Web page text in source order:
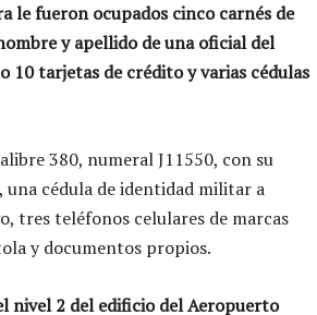
le fueron ocupados cinco carnés de
y apellido de una oficial del
10 tarjetas de crédito y varias cédulas
380, numeral J11550, con su
una cédula de identidad militar a
tres teléfonos celulares de marcas
y documentos propios.
nivel 2 del edificio del Aeropuerto